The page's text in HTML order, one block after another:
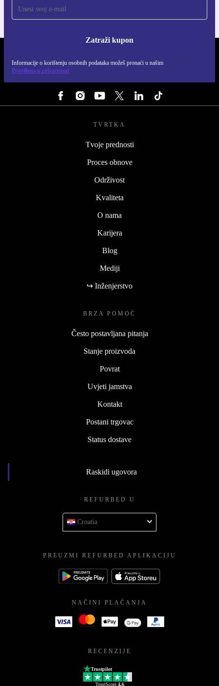
Zatraži kupon
Informacije o korištenju osobnih podataka možeš pronaći u našim
Pravilima o privatnosti
TVRTKA
Tvoje prednosti
Proces obnove
Održivost
Kvaliteta
O nama
Karijera
Blog
Mediji
↪ Inženjerstvo
BRZA POMOĆ
Često postavljana pitanja
Stanje proizvoda
Povrat
Uvjeti jamstva
Kontakt
Postani trgovac
Status dostave
Raskidi ugovora
REFURBED U
Croatia
PREUZMI REFURBED APLIKACIJU
NAČINI PLAĆANJA
RECENZIJE
Trustpilot
TrustScore 4.6